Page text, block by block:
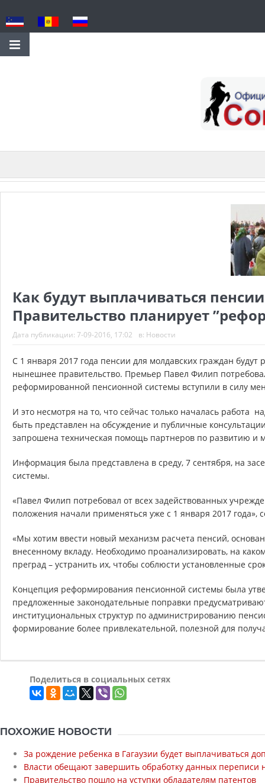
Как будут выплачиваться
Правительство планирует
Дата публикации: 7-09-2016, 17:02 в: Новости
С 1 января 2017 года пенсии для молдавских граждан
нынешнее правительство. Премьер Павел Филип
реформированной пенсионной системы вступили в силу
И это несмотря на то, что сейчас только началась работа
быть представлен на обсуждение и публичные
запрошена техническая помощь партнеров по развитию и
Информация была представлена в среду, 7 сентября, на
системы.
«Павел Филип потребовал от всех задействованных
положения начали применяться уже с 1 января 2017 года»,
«Мы хотим ввести новый механизм расчета пенсий,
внесенному вкладу. Необходимо проанализировать, на
преград – устранить их, чтобы соблюсти установленные
Концепция реформирования пенсионной системы была
предложенные законодательные поправки
институциональных структур по администрированию
формирование более привлекательной, полезной для
Поделиться в социальных сетях
ПОХОЖИЕ НОВОСТИ
За рождение ребенка в Гагаузии будет выплачиваться
Власти обещают завершить обработку данных переписи
Правительство пошло на уступки обладателям патентов